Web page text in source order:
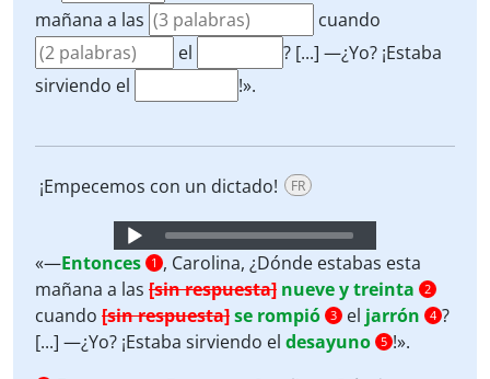
mañana a las
cuando
el
? [...] —¿Yo? ¡Estaba
sirviendo el
!».
¡Empecemos con un dictado! FR
Audio
Player
«—Entonces 1 , Carolina, ¿Dónde estabas esta
mañana a las [sin respuesta] nueve y treinta 2
cuando [sin respuesta]se rompió 3 el jarrón 4 ?
[...] —¿Yo? ¡Estaba sirviendo el desayuno 5 !».